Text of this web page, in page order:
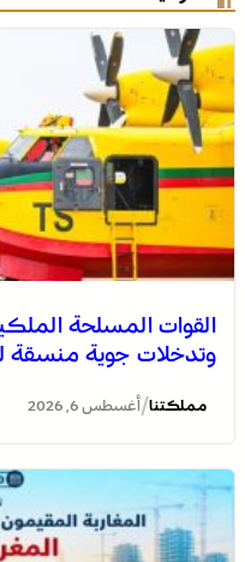
القوات المسلحة
وتدخلات جوية منسقة
مملكتنا/ أغسطس 6, 2026